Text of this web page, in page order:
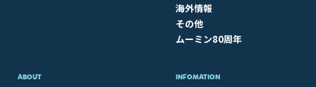
海外情報
その他
ムーミン80周年
ABOUT​ INFOMATION